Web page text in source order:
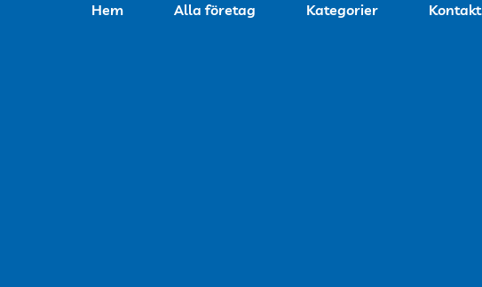
Hem Alla företag Kategorier Kontakt